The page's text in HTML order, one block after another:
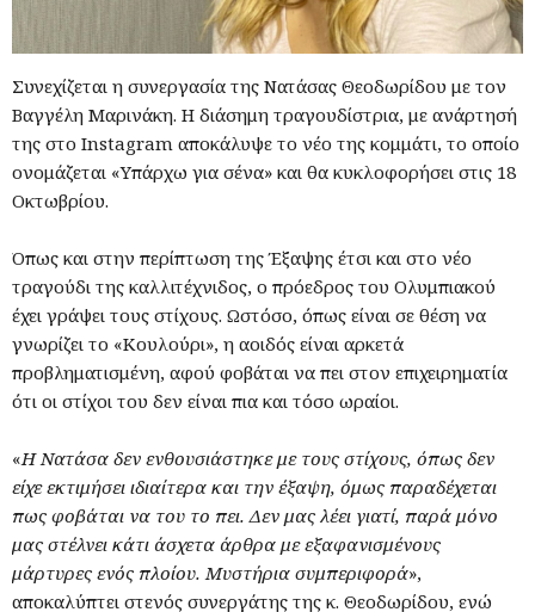
Συνεχίζεται η συνεργασία της Νατάσας Θεοδωρίδου με τον
Βαγγέλη Μαρινάκη. Η διάσημη τραγουδίστρια, με ανάρτησή
της στο Instagram αποκάλυψε το νέο της κομμάτι, το οποίο
ονομάζεται «Υπάρχω για σένα» και θα κυκλοφορήσει στις 18
Οκτωβρίου.
Όπως και στην περίπτωση της Έξαψης έτσι και στο νέο
τραγούδι της καλλιτέχνιδος, ο πρόεδρος του Ολυμπιακού
έχει γράψει τους στίχους. Ωστόσο, όπως είναι σε θέση να
γνωρίζει το «Κουλούρι», η αοιδός είναι αρκετά
προβληματισμένη, αφού φοβάται να πει στον επιχειρηματία
ότι οι στίχοι του δεν είναι πια και τόσο ωραίοι.
«Η Νατάσα δεν ενθουσιάστηκε με τους στίχους, όπως δεν
είχε εκτιμήσει ιδιαίτερα και την έξαψη, όμως παραδέχεται
πως φοβάται να του το πει. Δεν μας λέει γιατί, παρά μόνο
μας στέλνει κάτι άσχετα άρθρα με εξαφανισμένους
μάρτυρες ενός πλοίου. Μυστήρια συμπεριφορά»,
αποκαλύπτει στενός συνεργάτης της κ. Θεοδωρίδου, ενώ